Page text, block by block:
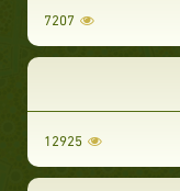
7207
12925